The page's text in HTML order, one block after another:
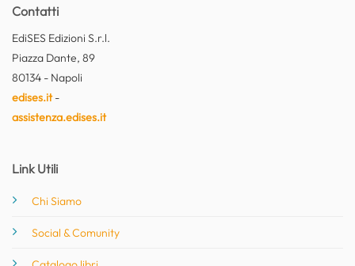
Contatti
EdiSES Edizioni S.r.l.
Piazza Dante, 89
80134 - Napoli
edises.it-
assistenza.edises.it
Link Utili
Chi Siamo
Social & Comunity